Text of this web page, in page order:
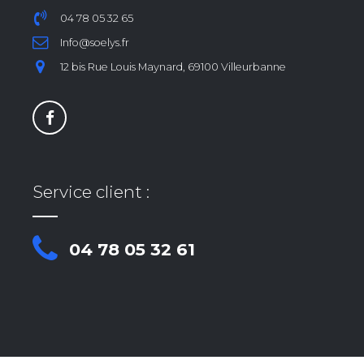
04 78 05 32 65
Info@soelys.fr
12 bis Rue Louis Maynard, 69100 Villeurbanne
Service client :
04 78 05 32 61